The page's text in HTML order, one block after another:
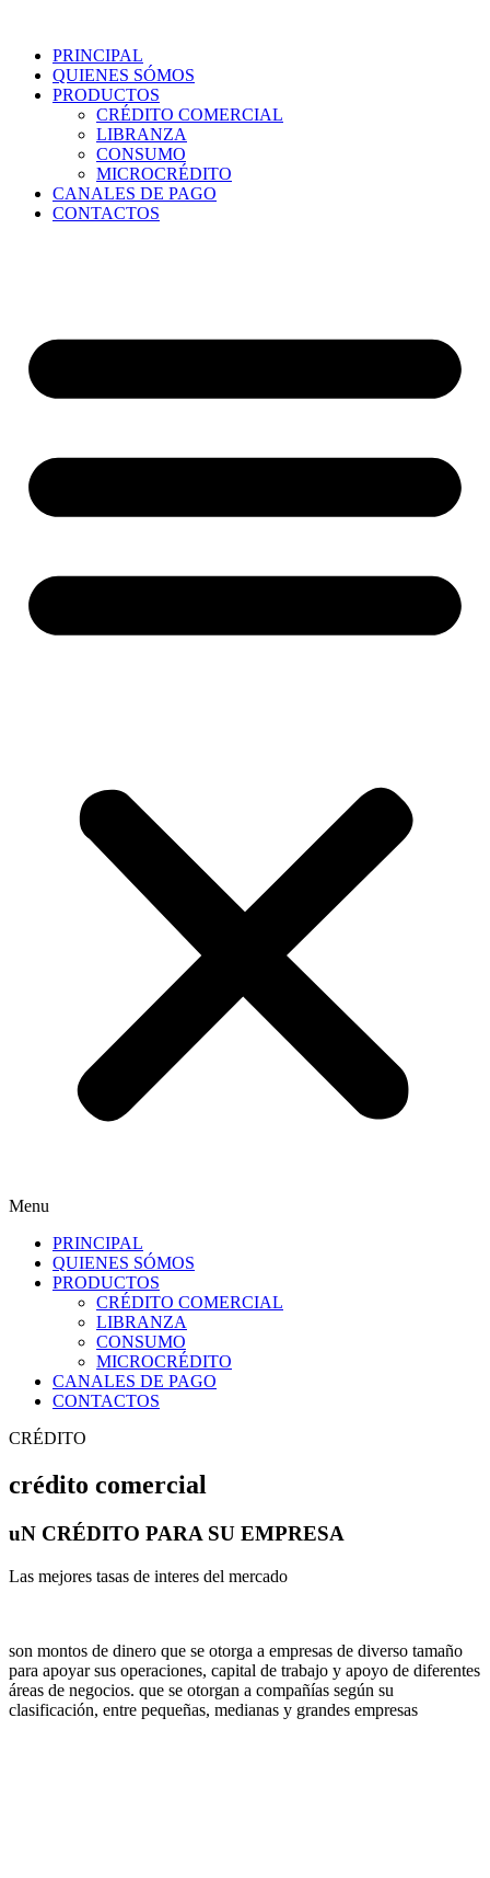
PRINCIPAL
QUIENES SÓMOS
PRODUCTOS
CRÉDITO COMERCIAL
LIBRANZA
CONSUMO
MICROCRÉDITO
CANALES DE PAGO
CONTACTOS
Menu
PRINCIPAL
QUIENES SÓMOS
PRODUCTOS
CRÉDITO COMERCIAL
LIBRANZA
CONSUMO
MICROCRÉDITO
CANALES DE PAGO
CONTACTOS
CRÉDITO
crédito comercial
uN CRÉDITO PARA SU EMPRESA
Las mejores tasas de interes del mercado
son montos de dinero que se otorga a empresas de diverso tamaño
para apoyar sus operaciones, capital de trabajo y apoyo de diferentes
áreas de negocios. que se otorgan a compañías según su
clasificación, entre pequeñas, medianas y grandes empresas